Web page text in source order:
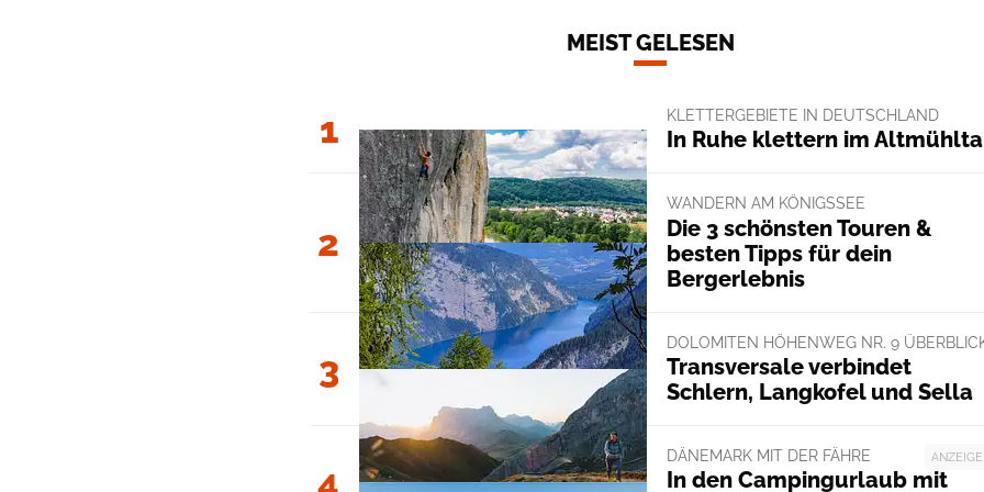
MEIST GELESEN
1 KLETTERGEBIETE IN DEUTSCHLAND
In Ruhe klettern im
2
WANDERN AM KÖNIGSSEE
Die 3 schönsten Touren &
besten Tipps für dein
Bergerlebnis
3
DOLOMITEN HÖHENWEG NR. 9
Transversale verbindet
Schlern, Langkofel und Sella
4
ANZEIGE
DÄNEMARK MIT DER FÄHRE
In den Campingurlaub mit